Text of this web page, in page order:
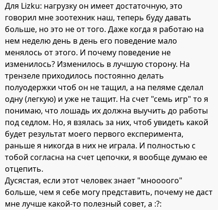
Для Lizku: нагрузку он имеет достаточную, это
говорил мне зоотехник наш, теперь буду давать
больше, но это не от того. Даже когда я работаю на
нем неделю день в день его поведение мало
менялось от этого. И почему поведение не
изменилось? Изменилось в лучшую сторону. На
трензеле приходилось постоянно делать
полуодержки чтоб он не тащил, а на пеляме сделал
одну (легкую) и уже не тащит. На счет "семь игр" то я
понимаю, что лошадь их должна выучить до работы
под седлом. Но, я взялась за них, чтоб увидеть какой
будет результат моего первого експеримента,
раньше я никогда в них не играла. И полностью с
тобой согласна на счет цепочки, я вообще думаю ее
отцепить.
Дусястая, если этот человек знает "мноооого"
больше, чем я себе могу представить, почему не даст
мне лучше какой-то полезный совет, а :?: